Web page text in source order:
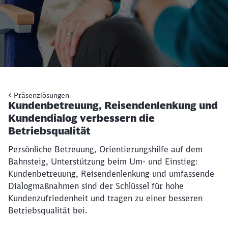
Präsenzlösungen
Kundenbetreuung, Reisendenlenkung und
Kundendialog verbessern die
Betriebsqualität
Persönliche Betreuung, Orientierungshilfe auf dem
Bahnsteig, Unterstützung beim Um- und Einstieg:
Kundenbetreuung, Reisendenlenkung und umfassende
Dialogmaßnahmen sind der Schlüssel für hohe
Kundenzufriedenheit und tragen zu einer besseren
Betriebsqualität bei.